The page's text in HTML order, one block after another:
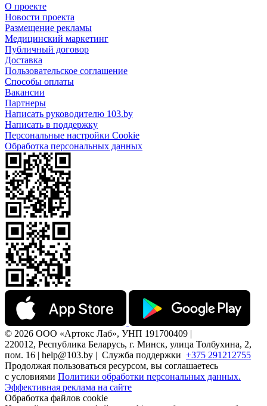
О проекте
Новости проекта
Размещение рекламы
Медицинский маркетинг
Публичный договор
Доставка
Пользовательское соглашение
Способы оплаты
Вакансии
Партнеры
Написать руководителю 103.by
Написать в поддержку
Персональные настройки Cookie
Обработка персональных данных
© 2026 ООО «Артокс Лаб», УНП 191700409 |
220012, Республика Беларусь, г. Минск, улица Толбухина, 2,
пом. 16 | help@103.by | Служба поддержки +375 291212755
Продолжая пользоваться ресурсом, вы соглашаетесь
с условиями Политики обработки персональных данных.
Эффективная реклама на сайте
Обработка файлов cookie